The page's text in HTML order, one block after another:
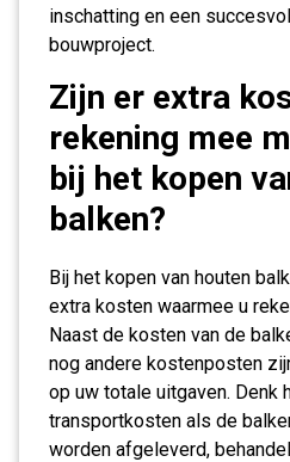
inschatting en een
bouwproject.
Zijn er extra
rekening mee
bij het kopen
balken?
Bij het kopen van houten
extra kosten waarmee u
Naast de kosten van de
nog andere kostenposten
op uw totale uitgaven. Denk
transportkosten als de
worden afgeleverd,